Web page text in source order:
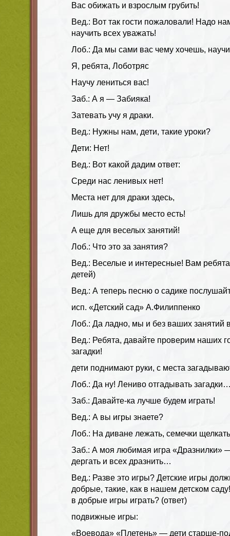
Вас обижать и взрослым грубить!
Вед.: Вот так гости пожаловали! Надо
научить всех уважать!
Лоб.: Да мы сами вас чему хочешь,
Я, ребята, Лоботряс
Научу лениться вас!
Заб.: А я — Забияка!
Затевать учу я драки.
Вед.: Нужны нам, дети, такие уроки?
Дети: Нет!
Вед.: Вот какой дадим ответ:
Среди нас ленивых нет!
Места нет для драки здесь,
Лишь для дружбы место есть!
А еще для веселых занятий!
Лоб.: Что это за занятия?
Вед.: Веселые и интересные! Вам ребята
детей)
Вед.: А теперь песню о садике
исп. «Детский сад» А.Филиппенко
Лоб.: Да ладно, мы и без ваших занятий
Вед.: Ребята, давайте проверим наших
загадки!
дети поднимают руки, с места
Лоб.: Да ну! Лениво отгадывать
Заб.: Давайте-ка лучше будем играть!
Вед.: А вы игры знаете?
Лоб.: На диване лежать, семечки
Заб.: А моя любимая игра «Дразнилки»
дергать и всех дразнить…
Вед.: Разве это игры? Детские игры
добрые, такие, как в нашем детском
в добрые игры играть? (ответ)
подвижные игры:
«Воевода» «Плетень» — дети старше-